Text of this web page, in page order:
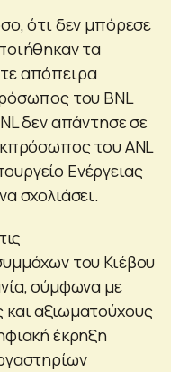
ότι δεν μπόρεσε
τα
απόπειρα
του BNL
δεν απάντησε σε
του ANL
Ενέργειας
σχολιάσει.
του Κιέβου
σύμφωνα με
και αξιωματούχους
έκρηξη